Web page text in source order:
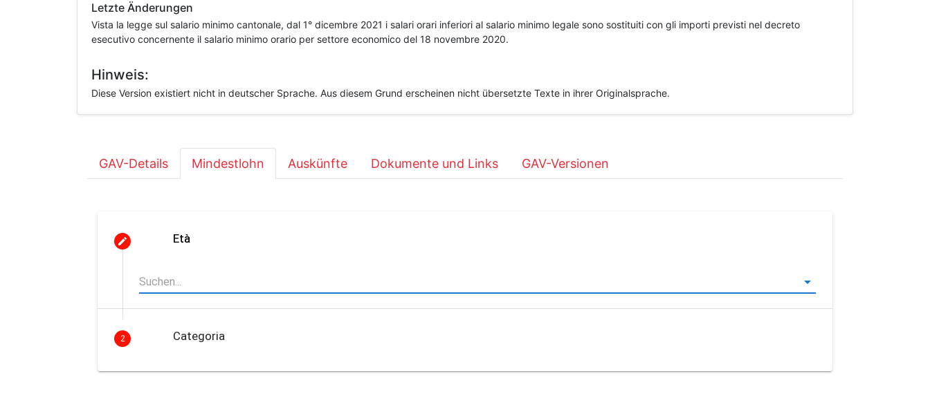
Letzte Änderungen
Vista la legge sul salario minimo cantonale, dal 1° dicembre 2021 i salari orari inferiori al salario minimo legale sono sostituiti con gli importi previsti nel decreto
esecutivo concernente il salario minimo orario per settore economico del 18 novembre 2020.
Hinweis:
Diese Version existiert nicht in deutscher Sprache. Aus diesem Grund erscheinen nicht übersetzte Texte in ihrer Originalsprache.
GAV-Details Mindestlohn Auskünfte Dokumente und Links GAV-Versionen
Età
2 Categoria